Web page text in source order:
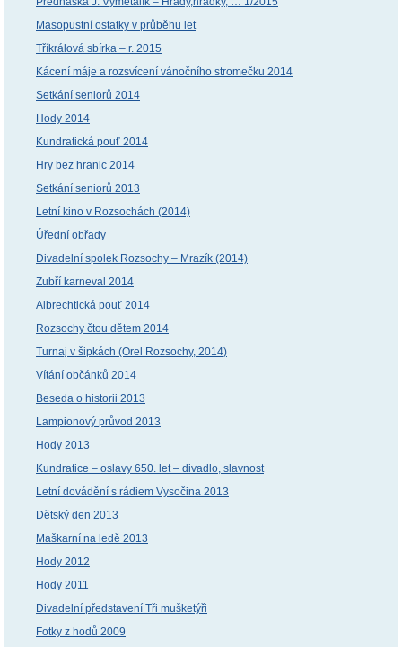
Masopustní ostatky v průběhu let
Tříkrálová sbírka – r. 2015
Kácení máje a rozsvícení vánočního stromečku 2014
Setkání seniorů 2014
Hody 2014
Kundratická pouť 2014
Hry bez hranic 2014
Setkání seniorů 2013
Letní kino v Rozsochách (2014)
Úřední obřady
Divadelní spolek Rozsochy – Mrazík (2014)
Zubří karneval 2014
Albrechtická pouť 2014
Rozsochy čtou dětem 2014
Turnaj v šipkách (Orel Rozsochy, 2014)
Vítání občánků 2014
Beseda o historii 2013
Lampionový průvod 2013
Hody 2013
Kundratice – oslavy 650. let – divadlo, slavnost
Letní dovádění s rádiem Vysočina 2013
Dětský den 2013
Maškarní na ledě 2013
Hody 2012
Hody 2011
Divadelní představení Tři mušketýři
Fotky z hodů 2009